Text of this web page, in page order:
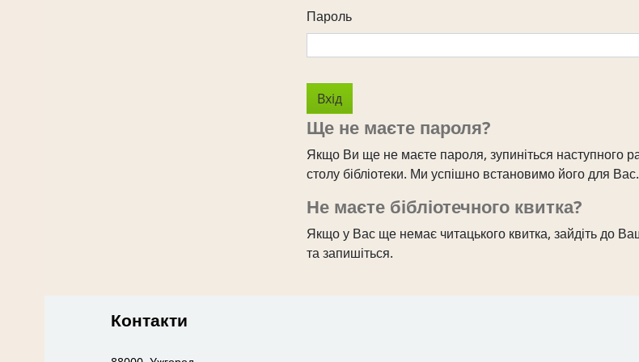
Пароль
Ще не маєте пароля?
Якщо Ви ще не маєте пароля, зупиніться наступного
столу бібліотеки. Ми успішно встановимо його для Вас.
Не маєте бібліотечного квитка?
Якщо у Вас ще немає читацького квитка, зайдіть до
та запишіться.
Контакти